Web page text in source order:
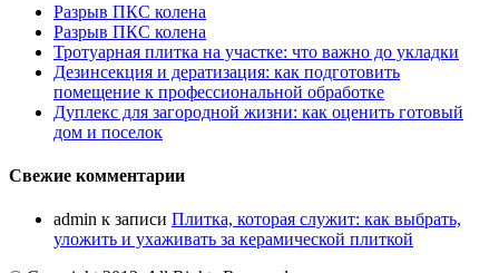
Разрыв ПКС колена
Разрыв ПКС колена
Тротуарная плитка на участке: что важно до укладки
Дезинсекция и дератизация: как подготовить
помещение к профессиональной обработке
Дуплекс для загородной жизни: как оценить готовый
дом и поселок
Свежие комментарии
admin к записи Плитка, которая служит: как выбрать,
уложить и ухаживать за керамической плиткой